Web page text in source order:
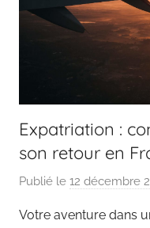
Expatriation :
son retour en
Publié le 12 décembre
Votre aventure dans